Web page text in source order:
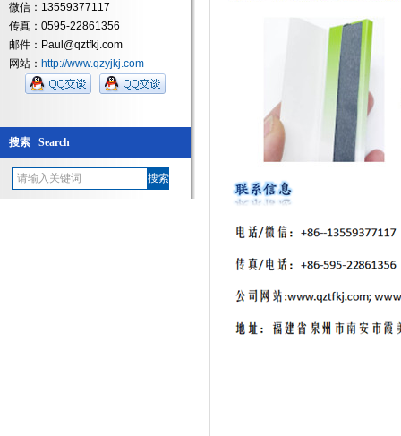
微信：13559377117
传真：0595-22861356
邮件：Paul@qztfkj.com
网站： http://www.qzyjkj.com
搜索 Search